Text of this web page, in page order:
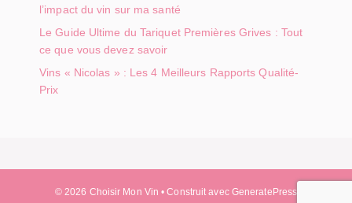
l’impact du vin sur ma santé
Le Guide Ultime du Tariquet Premières Grives : Tout
ce que vous devez savoir
Vins « Nicolas » : Les 4 Meilleurs Rapports Qualité-
Prix
© 2026 Choisir Mon Vin • Construit avec GeneratePress